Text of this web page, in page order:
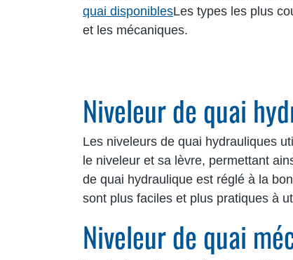
quai disponiblesLes types les plus
et les mécaniques.
Niveleur de quai
Les niveleurs de quai hydrauliques
le niveleur et sa lèvre, permettant
de quai hydraulique est réglé à la
sont plus faciles et plus pratiques à
Niveleur de quai